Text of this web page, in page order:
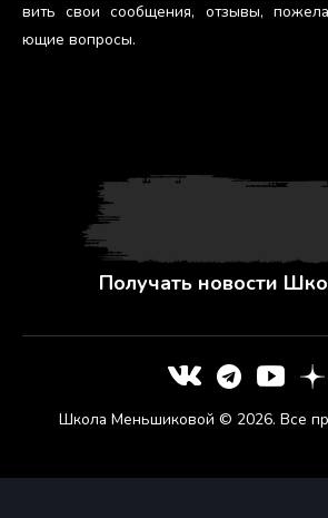
вить свои со­об­ще­ния, от­зы­вы,
ющие воп­ро­сы.
Получать новости
Школа Меньшиковой © 2026. Все